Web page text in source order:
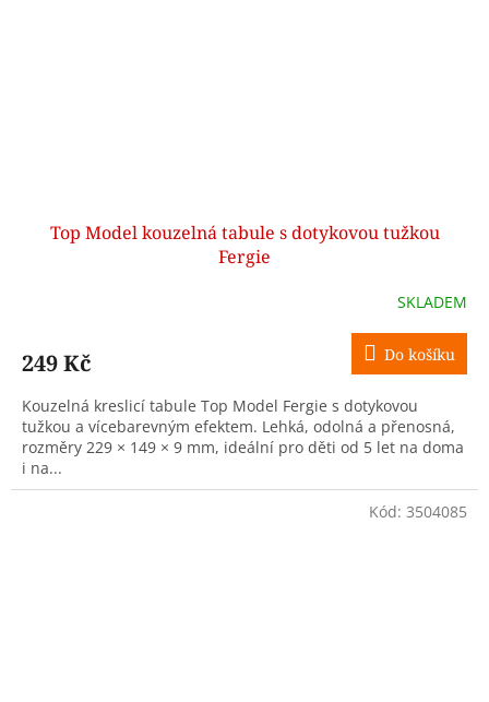
Top Model kouzelná tabule s dotykovou tužkou
Fergie
SKLADEM
249 Kč Do košíku
Kouzelná kreslicí tabule Top Model Fergie s dotykovou
tužkou a vícebarevným efektem. Lehká, odolná a přenosná,
rozměry 229 × 149 × 9 mm, ideální pro děti od 5 let na doma
i na...
Kód: 3504085